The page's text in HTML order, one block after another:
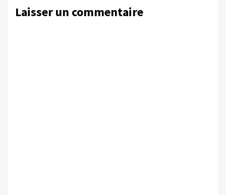
Laisser un commentaire